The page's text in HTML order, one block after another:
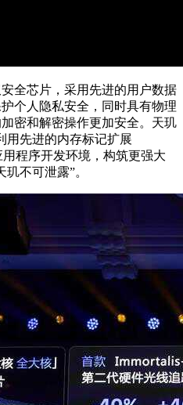
全芯片，采用先进的用户数据
个人隐私安全，同时具有物理
密和解密操作更加安全。天玑
用先进的内存标记扩展
用程序开发环境，构筑更强大
不可泄露”。